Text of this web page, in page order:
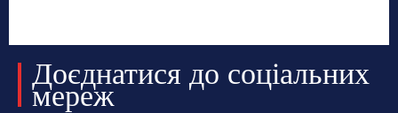
Доєднатися до соціальних
мереж